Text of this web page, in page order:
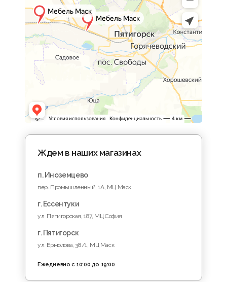
Ждем в наших магазинах
п. Иноземцево
пер. Промышленный, 1A, МЦ Маск
г. Ессентуки
ул. Пятигорская, 187, МЦ София
г. Пятигорск
ул. Ермолова, 38/1, МЦ Маск
Ежедневно с 10:00 до 19:00